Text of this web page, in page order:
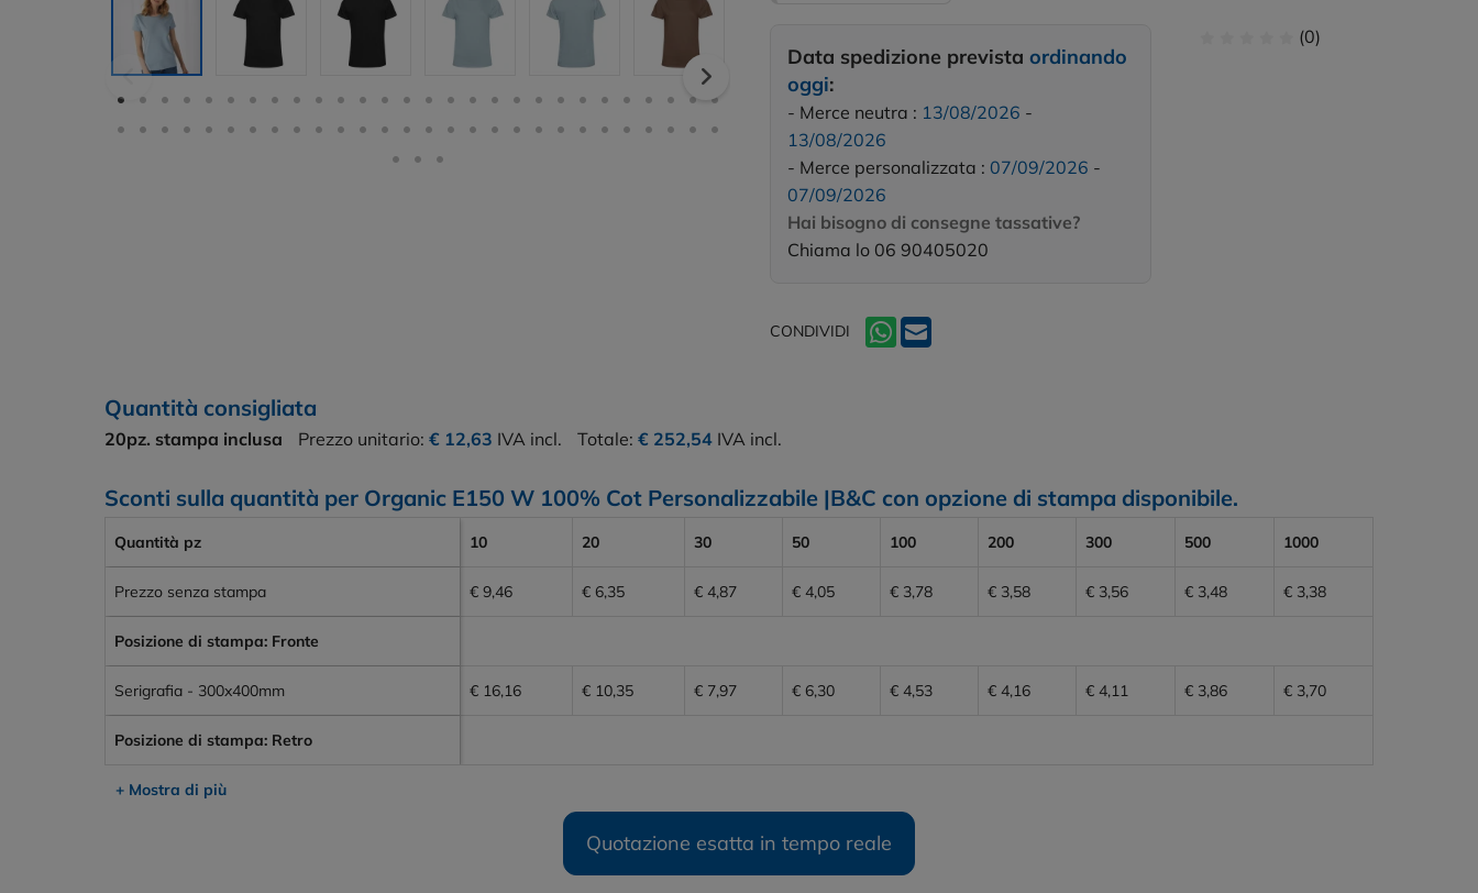
Data spedizione prevista ordinando
oggi:
- Merce neutra : 13/08/2026 -
13/08/2026
- Merce personalizzata : 07/09/2026 -
07/09/2026
Hai bisogno di consegne tassative?
Chiama lo 06 90405020
(0)
CONDIVIDI
Quantità consigliata
20pz. stampa inclusa Prezzo unitario: € 12,63 IVA incl. Totale: € 252,54 IVA incl.
Sconti sulla quantità per Organic E150 W 100% Cot Personalizzabile |B&C con opzione di stampa disponibile.
Quantità pz 10 20 30 50 100 200 300 500 1000
Prezzo senza stampa € 9,46 € 6,35 € 4,87 € 4,05 € 3,78 € 3,58 € 3,56 € 3,48 € 3,38
Posizione di stampa: Fronte
Serigrafia - 300x400mm € 16,16 € 10,35 € 7,97 € 6,30 € 4,53 € 4,16 € 4,11 € 3,86 € 3,70
Posizione di stampa: Retro
+ Mostra di più
Quotazione esatta in tempo reale